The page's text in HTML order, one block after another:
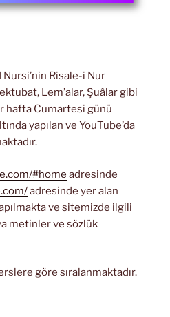
Risale-i Nur
Lem’alar, Şuâlar gibi
hafta Cumartesi günü
yapılan ve YouTube’da
#home adresinde
adresinde yer alan
ve sitemizde ilgili
metinler ve sözlük
göre sıralanmaktadır.